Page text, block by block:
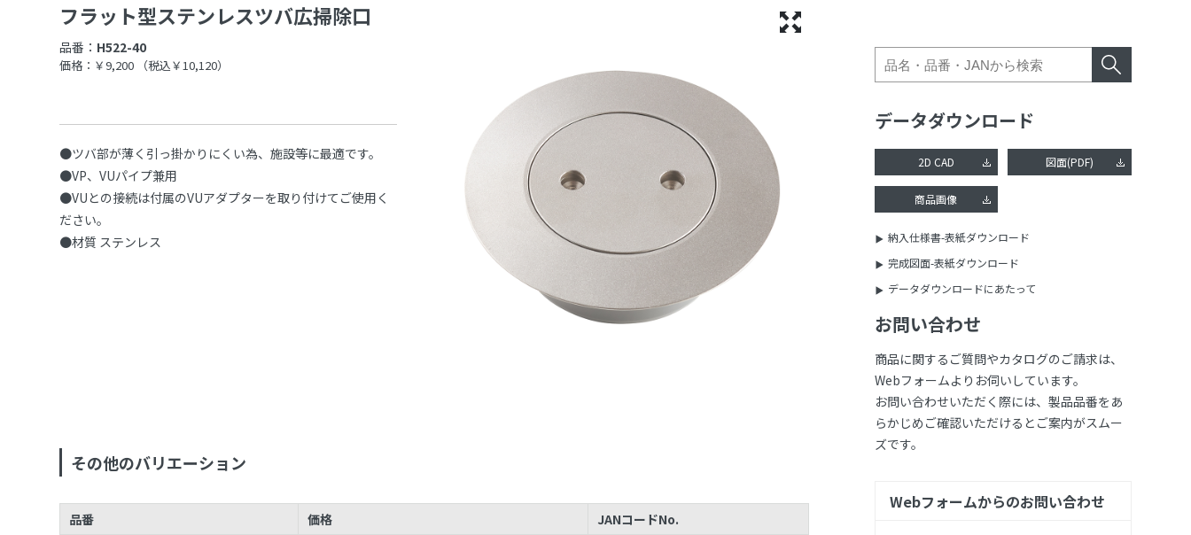
フラット型ステンレスツバ広掃除口
品番： H522-40
価格：￥9,200 （税込￥10,120）
●ツバ部が薄く引っ掛かりにくい為、施設等に最適です。
●VP、VUパイプ兼用
●VUとの接続は付属のVUアダプターを取り付けてご使用く
ださい。
●材質 ステンレス
その他のバリエーション
品番 価格
JANコードNo.
データダウンロード
2D CAD 図面(PDF)
商品画像
納入仕様書-表紙ダウンロード
完成図面-表紙ダウンロード
データダウンロードにあたって
お問い合わせ
商品に関するご質問やカタログのご請求は、
Webフォームよりお伺いしています。
お問い合わせいただく際には、製品品番をあ
らかじめご確認いただけるとご案内がスムー
ズです。
Webフォームからのお問い合わせ